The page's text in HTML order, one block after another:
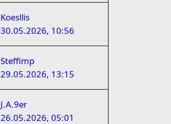
Koesllis
30.05.2026, 10:56
Steffimp
29.05.2026, 13:15
J.A.9er
26.05.2026, 05:01